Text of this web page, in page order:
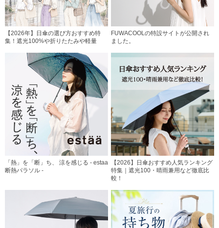
【2026年】日傘の選び方おすすめ特
集！遮光100%や折りたたみや軽量
FUWACOOLの特設サイトが公開され
ました。
「熱」を「断」ち、 涼を感じる - estaa
断熱パラソル -
【2026】日傘おすすめ人気ランキング
特集｜遮光100・晴雨兼用など徹底比
較！